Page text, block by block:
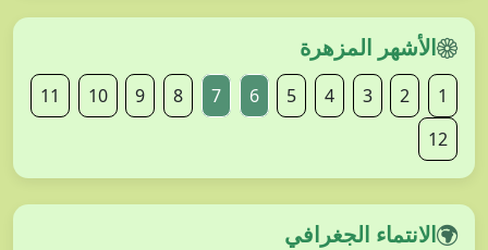
الأشهر المزهرة
1
2
3
4
5
6
7
8
9
10
11
12
الانتماء الجغرافي